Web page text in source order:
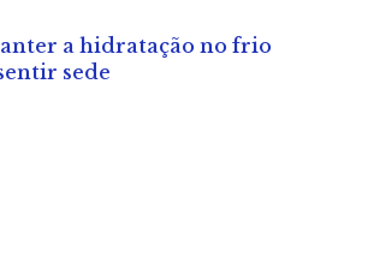
a hidratação no frio
sede